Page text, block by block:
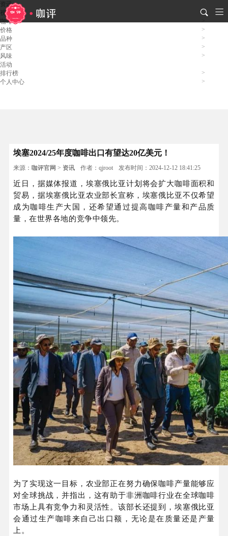
资讯
视频
咖啡
价格
品种
产区
风味
活动
排行榜
个人中心
埃塞2024/25年度咖啡出口有望达20亿美元！
来源：咖评官网 > 资讯 作者：qjroot 发布时间：2024-12-12 18:41:25
近日，据媒体报道，埃塞俄比亚计划将会扩大咖啡面积和
贸易，据埃塞俄比亚农业部长宣称，埃塞俄比亚不仅希望
成为咖啡生产大国，还希望通过提高咖啡产量和产品质
量，在世界各地的竞争中领先。
为了实现这一目标，农业部正在努力确保咖啡产量能够应
对全球挑战，并指出，这有助于非洲咖啡行业在全球咖啡
市场上具有竞争力和灵活性。该部长还提到，埃塞俄比亚
会通过生产咖啡来自己出口额，无论是在质量还是产量
上。